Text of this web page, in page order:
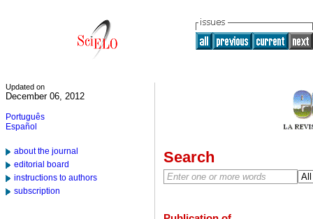
Updated on
December 06, 2012
Português
Español
about the journal
editorial board
instructions to authors
subscription
Search